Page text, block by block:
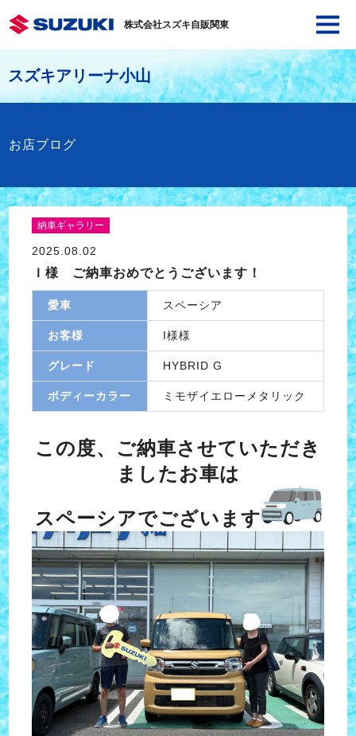
株式会社スズキ自販関東
スズキアリーナ小山
お店ブログ
納車ギャラリー
2025.08.02
Ｉ様 ご納車おめでとうございます！
愛車 スペーシア
お客様 I様様
グレード HYBRID G
ボディーカラー ミモザイエローメタリック
この度、ご納車させていただき
ましたお車は
スペーシアでございます